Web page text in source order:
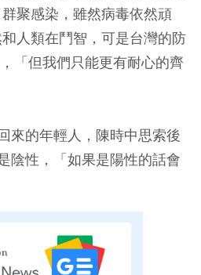
聚感染，雖然病毒依然頑
人類在鬥智，可是台灣的防
「但我們只能更有耐心的齊
來的年輕人，陳時中思索後
陰性，「如果是陽性的話會